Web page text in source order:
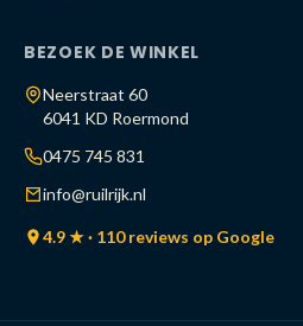
BEZOEK DE WINKEL
Neerstraat 60
6041 KD Roermond
0475 745 831
info@ruilrijk.nl
4.9 ★ · 110 reviews op Google